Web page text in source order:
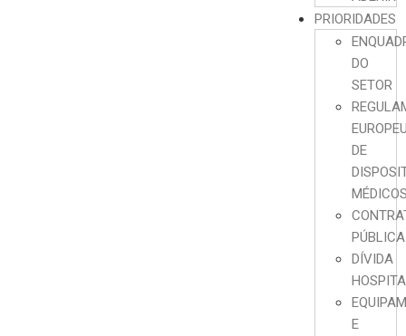
PRIORIDADES
DO
SETOR
DE
PÚBLICA
DÍVIDA
E